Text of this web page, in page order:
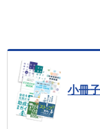
小冊